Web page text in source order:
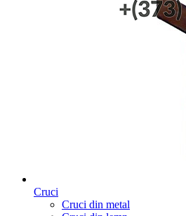
Cruci
Cruci din metal